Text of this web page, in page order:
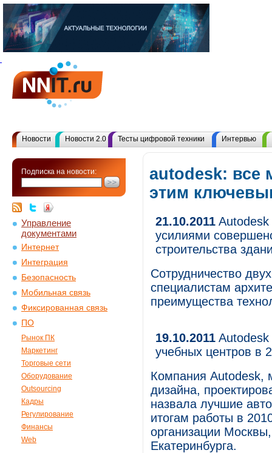
Новости Новости 2.0 Тесты цифровой техники Интервью
Подписка на новости:
Управление
документами
Интернет
Интеграция
Безопасность
Мобильная связь
Фиксированная связь
ПО
Рынок ПК
Маркетинг
Торговые сети
Оборудование
Outsourcing
Кадры
Регулирование
Финансы
Web
autodesk: все
этим
21.10.2011
усилиями
строительства
Сотрудничество
специалистам
преимущества
19.10.2011 Autodesk
учебных центров в
Компания Autodesk,
дизайна,
назвала лучшие
итогам работы в
организации
Екатеринбурга.